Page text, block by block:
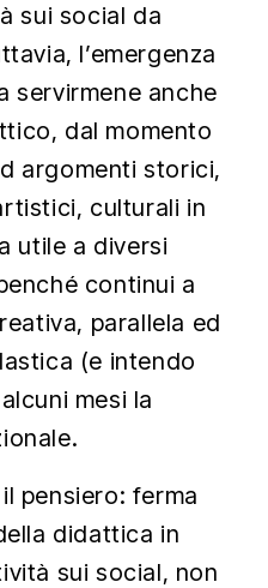
sui social da
l’emergenza
servirmene anche
dal momento
argomenti storici,
culturali in
utile a diversi
continui a
parallela ed
(e intendo
mesi la
pensiero: ferma
didattica in
sui social, non